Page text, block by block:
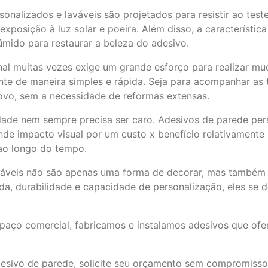
e laváveis ​​são projetados para resistir ao
à luz solar e poeira. Além disso, a
para restaurar a beleza do adesivo.
muitas vezes exige um grande esforço para realizar
de maneira simples e rápida. Seja para acompanhar
sem a necessidade de reformas extensas.
nem sempre precisa ser caro. Adesivos de parede
impacto visual por um custo x benefício
longo do tempo.
​​não são apenas uma forma de decorar, mas
durabilidade e capacidade de personalização, eles se
comercial, fabricamos e instalamos adesivos que
de parede, solicite seu orçamento sem